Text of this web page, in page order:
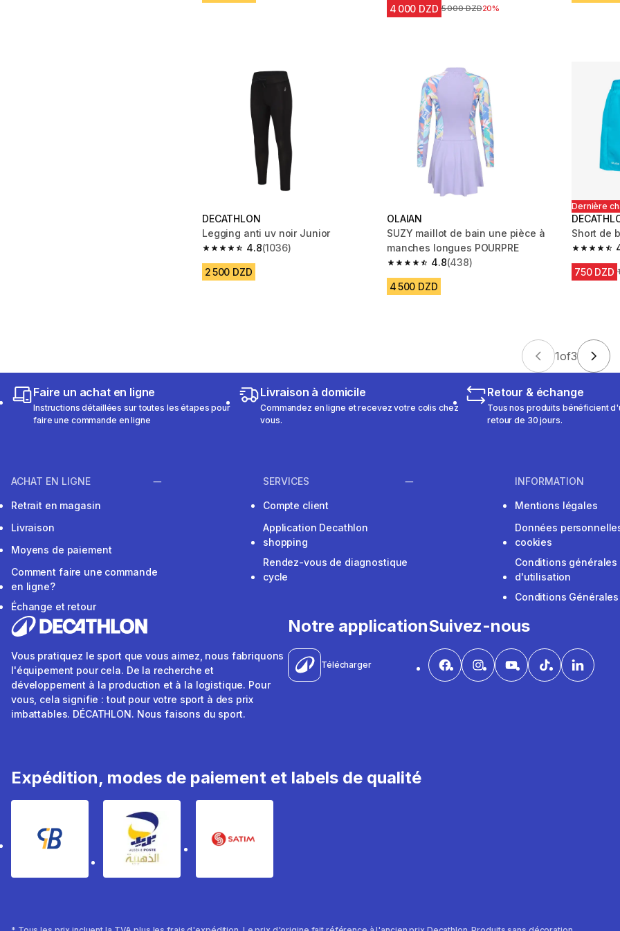
4 000 DZD Prix avant la réduction
5 000 DZD20%
DECATHLON
Legging anti uv noir Junior
4.8
4.8 out of 5 stars from 1036 reviews
(1036)
2 500 DZD
OLAIAN
SUZY maillot de bain une pièce à
manches longues POURPRE
4.8
4.8 out of 5 stars from 438 reviews
(438)
4 500 DZD
Dernière
Short de
4.7 out of
750 DZD
1of3
Faire un achat en ligne
Instructions détaillées sur toutes les étapes pour
faire une commande en ligne
Livraison à domicile
Commandez en ligne et recevez votre colis chez
vous.
Retour & échange
Tous nos produits bénéficient
retour de 30 jours.
ACHAT EN LIGNE
Retrait en magasin
Livraison
Moyens de paiement
Comment faire une commande
en ligne?
Échange et retour
SERVICES
Compte client
Application Decathlon
shopping
Rendez-vous de diagnostique
cycle
INFORMATION
Mentions légales
Données
cookies
Conditions générales
d'utilisation
Conditions
Vous pratiquez le sport que vous aimez, nous fabriquons
l'équipement pour cela. De la recherche et
développement à la production et à la logistique. Pour
vous, cela signifie : tout pour votre sport à des prix
imbattables. DÉCATHLON. Nous faisons du sport.
Notre application
Télécharger
Suivez-nous
Expédition, modes de paiement et labels de qualité